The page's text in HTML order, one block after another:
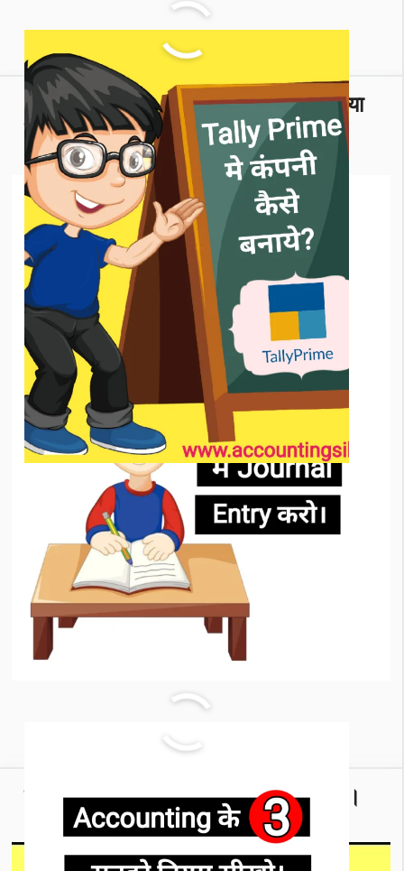
Accounting के 3 Golden Rules क्या
है।
तलपट क्या है। यह कैसे तैयार किया जाता है।